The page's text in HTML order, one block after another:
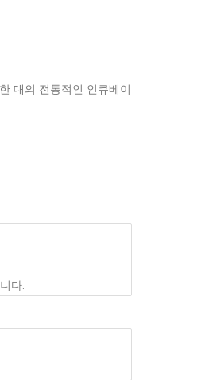
대의 전통적인 인큐베이
다.